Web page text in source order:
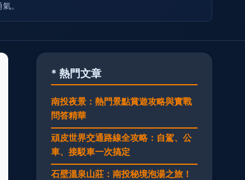
。
* 熱門文章
南投夜景：熱門景點賞遊攻略與實戰
問答精華
頑皮世界交通路線全攻略：自駕、公
車、接駁車一次搞定
石壁溫泉山莊：南投秘境泡湯之旅！